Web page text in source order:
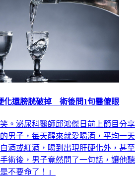
化還膀胱破掉 術後問1句醫傻眼
。泌尿科醫師邱鴻傑日前上節目分享
男子，每天醒來就愛喝酒，平均一天
酒或紅酒，喝到出現肝硬化外，甚至
術後，男子竟然問了一句話，讓他聽
不要命了！」